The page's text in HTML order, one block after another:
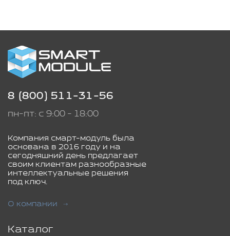
8 (800) 511-31-56
пн-пт: с 9:00 - 18:00
Компания смарт-модуль была
основана в 2016 году и на
сегодняшний день предлагает
своим клиентам разнообразные
интеллектуальные решения
под ключ.
О компании
Каталог